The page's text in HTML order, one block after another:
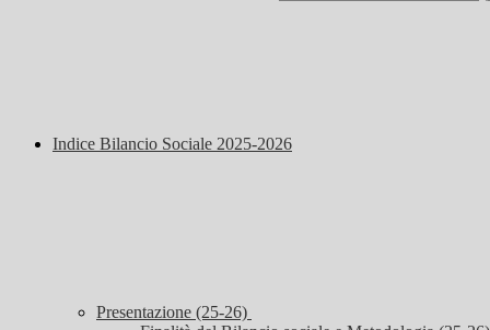
Indice Bilancio Sociale 2025-2026
Presentazione (25-26)